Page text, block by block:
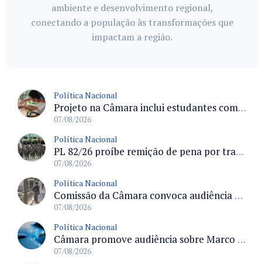
ambiente e desenvolvimento regional,
conectando a população às transformações que
impactam a região.
Política Nacional
Projeto na Câmara inclui estudantes com deficiência no regime escolar especial da LDB e estabelece critérios para frequência
07/08/2026
Política Nacional
PL 82/26 proíbe remição de pena por trabalho em funções militares para condenados por crimes contra o Estado Democrático de Direito
07/08/2026
Política Nacional
Comissão da Câmara convoca audiência para discutir misoginia nas escolas e universidades após divulgação de listas misóginas
07/08/2026
Política Nacional
Câmara promove audiência sobre Marco de Fomento à Economia Digital e impactos da inteligência artificial
07/08/2026